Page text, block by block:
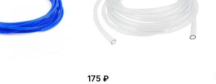
175 ₽